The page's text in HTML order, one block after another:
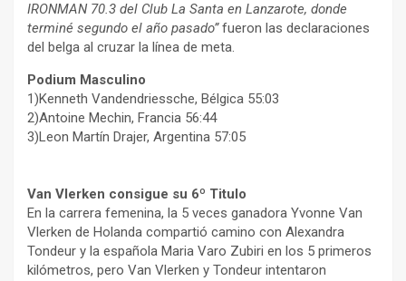
IRONMAN 70.3 del Club La Santa en Lanzarote, donde
terminé segundo el año pasado”fueron las declaraciones
del belga al cruzar la línea de meta.
Podium Masculino
1)Kenneth Vandendriessche, Bélgica 55:03
2)Antoine Mechin, Francia 56:44
3)Leon Martín Drajer, Argentina 57:05
Van Vlerken consigue su 6º Titulo
En la carrera femenina, la 5 veces ganadora Yvonne Van
Vlerken de Holanda compartió camino con Alexandra
Tondeur y la española Maria Varo Zubiri en los 5 primeros
kilómetros, pero Van Vlerken y Tondeur intentaron